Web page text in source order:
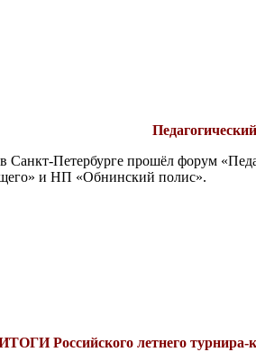
Санкт-Петербурге прошёл форум
и НП «Обнинский полис».
Российского летнего